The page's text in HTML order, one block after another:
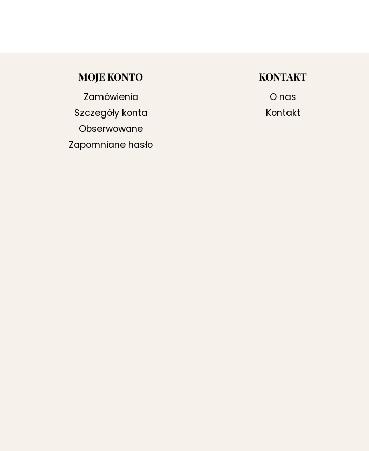
MOJE KONTO
Zamówienia
Szczegóły konta
Obserwowane
Zapomniane hasło
KONTAKT
O nas
Kontakt